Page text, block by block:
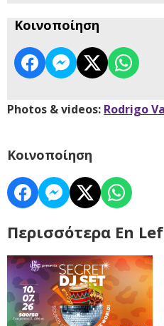
Κοινοποίηση
Photos & videos: Rodrigo
Κοινοποίηση
Περισσότερα En